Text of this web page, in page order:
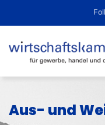
Aus- und